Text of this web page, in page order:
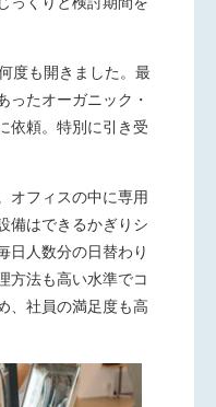
度も開きました。最
ったオーガニック・
依頼。特別に引き受
オフィスの中に専用
備はできるかぎりシ
日人数分の日替わり
方法も高い水準でコ
、社員の満足度も高